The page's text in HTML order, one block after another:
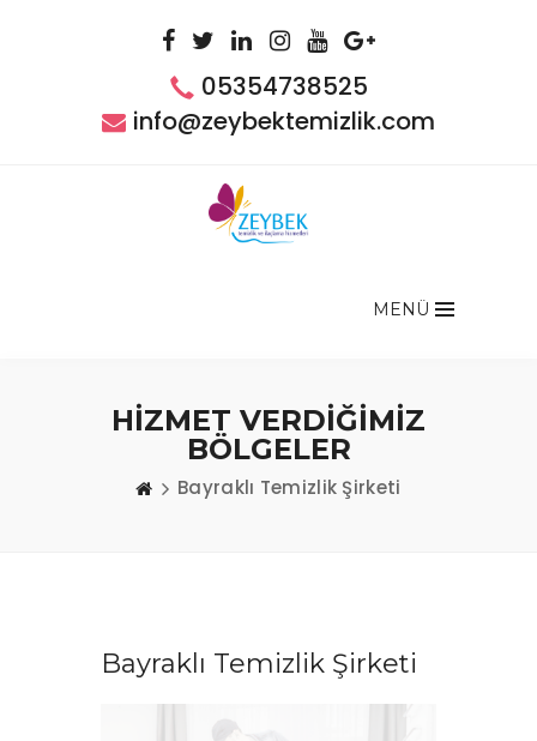
05354738525
info@zeybektemizlik.com
MENÜ
HİZMET VERDİĞİMİZ
BÖLGELER
Bayraklı Temizlik Şirketi
Bayraklı Temizlik Şirketi